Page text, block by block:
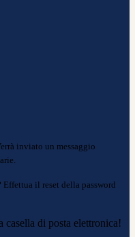
inviato un messaggio
il reset della password
di posta elettronica!